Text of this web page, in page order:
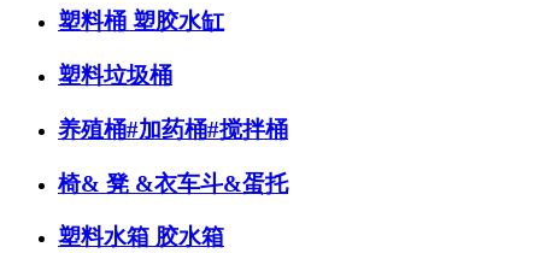
塑料桶 塑胶水缸
塑料垃圾桶
养殖桶#加药桶#搅拌桶
椅& 凳 &衣车斗&蛋托
塑料水箱 胶水箱